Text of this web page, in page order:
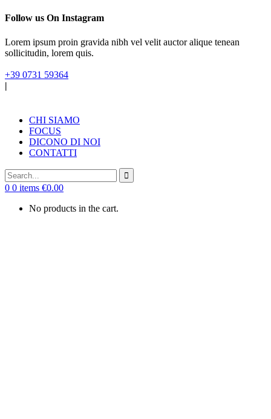
Follow us On Instagram
Lorem ipsum proin gravida nibh vel velit auctor alique tenean
sollicitudin, lorem quis.
+39 0731 59364
|
CHI SIAMO
FOCUS
DICONO DI NOI
CONTATTI
0 0 items €0.00
No products in the cart.